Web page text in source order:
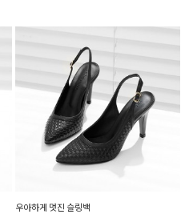
우아하게 멋진 슬링백